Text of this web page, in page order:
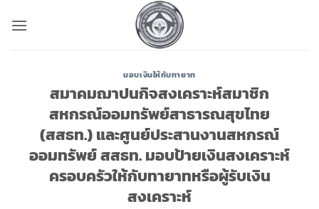
มอบเงินให้กับทายาท
สมาคมฌาปนกิจสงเคราะห์สมาชิก
สหกรณ์ออมทรัพย์สาธารณสุขไทย
(สสธท.) และศูนย์ประสานงานสหกรณ์
ออมทรัพย์ สสธท. มอบป้ายเงินสงเคราะห์
ครอบครัวให้กับทายาทหรือผู้รับเงิน
สงเคราะห์